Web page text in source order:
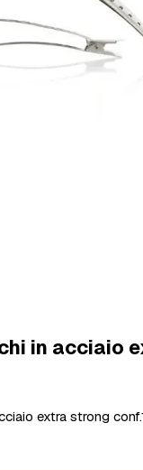
in acciaio
extra strong